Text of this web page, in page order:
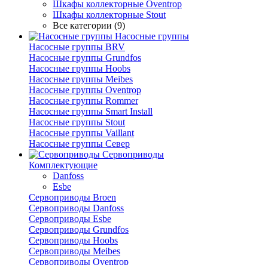
Шкафы коллекторные Oventrop
Шкафы коллекторные Stout
Все категории (9)
Насосные группы
Насосные группы BRV
Насосные группы Grundfos
Насосные группы Hoobs
Насосные группы Meibes
Насосные группы Oventrop
Насосные группы Rommer
Насосные группы Smart Install
Насосные группы Stout
Насосные группы Vaillant
Насосные группы Север
Сервоприводы
Комплектующие
Danfoss
Esbe
Сервоприводы Broen
Сервоприводы Danfoss
Сервоприводы Esbe
Сервоприводы Grundfos
Сервоприводы Hoobs
Сервоприводы Meibes
Сервоприводы Oventrop